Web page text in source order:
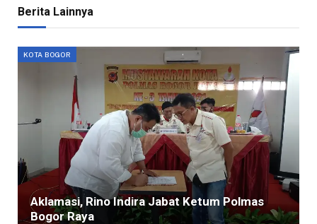
Berita Lainnya
KOTA BOGOR
Aklamasi, Rino Indira Jabat Ketum Polmas
Bogor Raya